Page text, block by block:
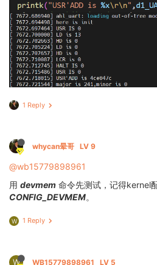
1 Reply
whycan晕哥 LV 9
@wb15779898961
用 devmem 命令先测试，记得kernel
CONFIG_DEVMEM。
W 1 Reply
W WB15779898961 LV 5